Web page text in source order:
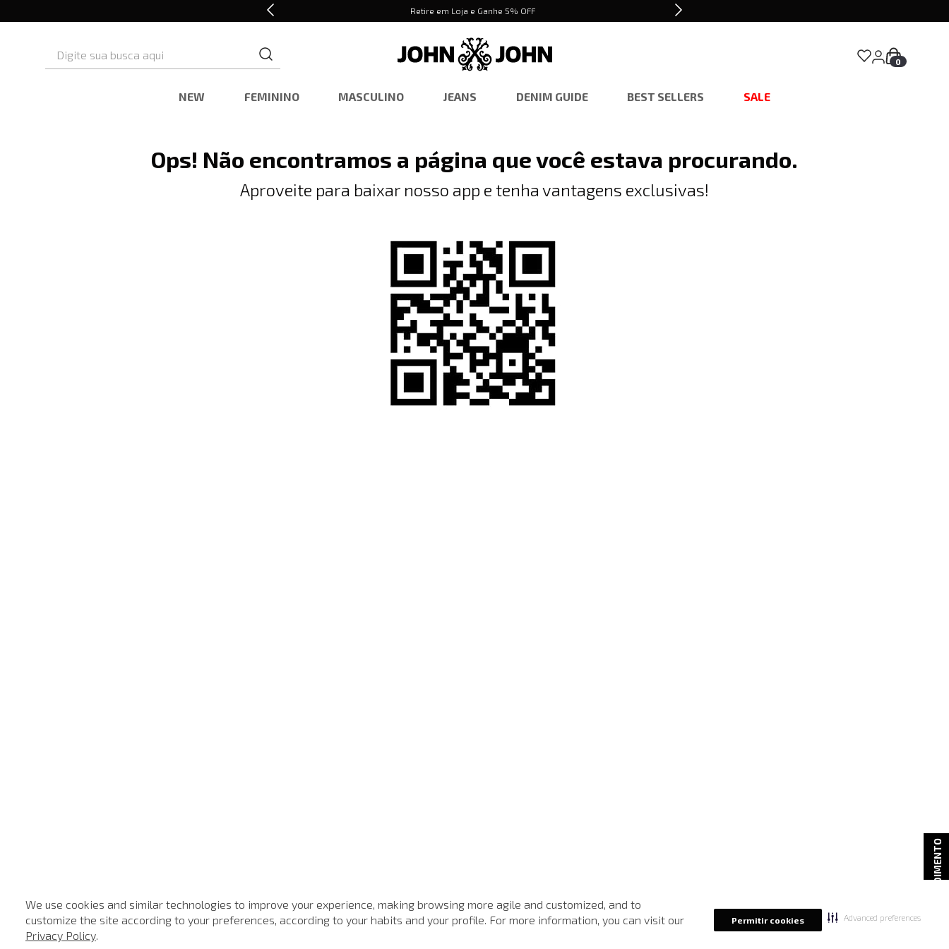
We use cookies and similar technologies to improve your experience, making browsing more agile and customized, and to
customize the site according to your preferences, according to your habits and your profile. For more information, you can visit our
Privacy Policy.
Permitir cookies Advanced preferences
Retire em Loja e Ganhe 5% OFF
0
NEW FEMININO MASCULINO JEANS DENIM GUIDE BEST SELLERS SALE
ATENDIMENTO
Ops! Não encontramos a página que você estava procurando.
Aproveite para baixar nosso app e tenha vantagens exclusivas!